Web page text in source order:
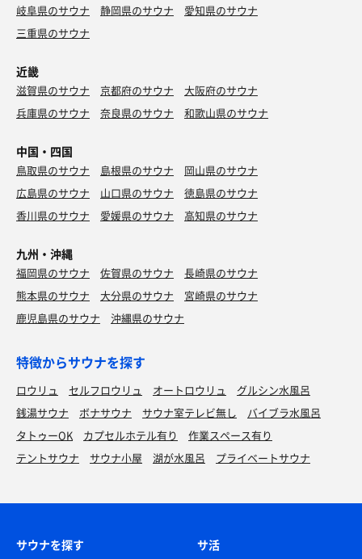
岐阜県のサウナ 静岡県のサウナ
愛知県のサウナ
三重県のサウナ
近畿
滋賀県のサウナ 京都府のサウナ
大阪府のサウナ
兵庫県のサウナ
奈良県のサウナ 和歌山県のサウナ
中国・四国
鳥取県のサウナ 島根県のサウナ
岡山県のサウナ
広島県のサウナ
山口県のサウナ
徳島県のサウナ
香川県のサウナ
愛媛県のサウナ 高知県のサウナ
九州・沖縄
福岡県のサウナ 佐賀県のサウナ
長崎県のサウナ
熊本県のサウナ
大分県のサウナ
宮崎県のサウナ
鹿児島県のサウナ
沖縄県のサウナ
特徴からサウナを探す
ロウリュ セルフロウリュ オートロウリュ
グルシン水風呂
銭湯サウナ
ボナサウナ サウナ室テレビ無し
バイブラ水風呂
タトゥーOK
カプセルホテル有り
作業スペース有り
テントサウナ
サウナ小屋 湖が水風呂 プライベートサウナ
サウナを探す サ活